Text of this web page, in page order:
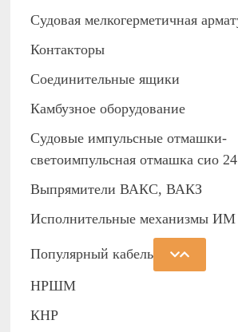
Судовая мелкогерметичная
Контакторы
Соединительные ящики
Камбузное оборудование
Судовые импульсные отмашки-
светоимпульсная отмашка сио
Выпрямители ВАКС, ВАКЗ
Исполнительные механизмы ИМ
Популярный кабель
НРШМ
КНР